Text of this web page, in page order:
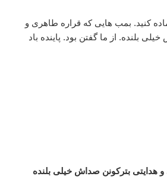
کنید. بمب هایی که قراره طاهری و
بلنده. از ما گفتن بود. پاینده باد
هدایتی بترکونن صداش خیلی بلنده